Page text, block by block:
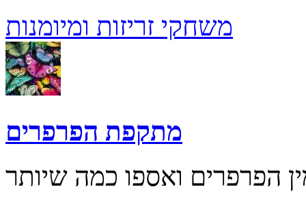
משחקי זריזות ומיומנות
מתקפת הפרפרים